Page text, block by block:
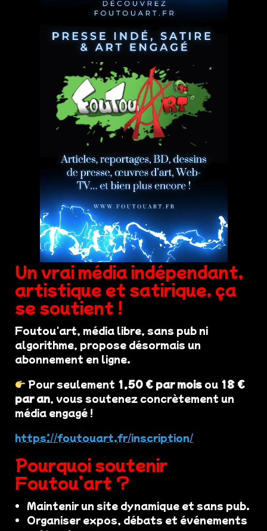
Un vrai média indépendant,
artistique et satirique, ça
se soutient !
Foutou'art, média libre, sans pub ni
algorithme, propose désormais un
abonnement en ligne.
Pour seulement 1,50 € par mois ou 18 €
par an, vous soutenez concrètement un
média engagé !
https://foutouart.fr/inscription/
Pourquoi soutenir
Foutou’art ?
Maintenir un site dynamique et sans pub.
Organiser expos, débats et événements